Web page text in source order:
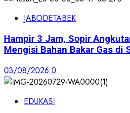
JABODETABEK
Hampir 3 Jam, Sopir
Mengisi Bahan Bakar Gas di
03/08/2026 0
EDUKASI